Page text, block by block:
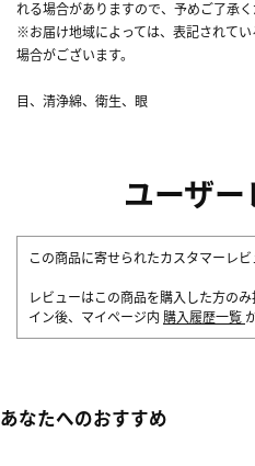
れる場合がありますので、予めご了承く
※お届け地域によっては、表記されて
場合がございます。
目、清浄綿、衛生、眼
ユーザ
この商品に寄せられたカスタマーレビ
レビューはこの商品を購入した方の
イン後、マイページ内 購入履歴一覧
あなたへのおすすめ